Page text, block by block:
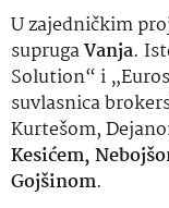
U zajedničkim
suprugaVanja.
Solution“ i
suvlasnica
Kurtešom,
Kesićem,
Gojšinom.